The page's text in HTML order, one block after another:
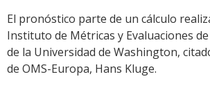
El pronóstico parte de un cálculo
Instituto de Métricas y Evaluaciones de
de la Universidad de Washington,
de OMS-Europa, Hans Kluge.